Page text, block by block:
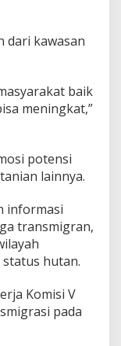
dari kawasan
baik
meningkat,”
potensi
lainnya.
informasi
transmigran,
hutan.
Komisi V
pada